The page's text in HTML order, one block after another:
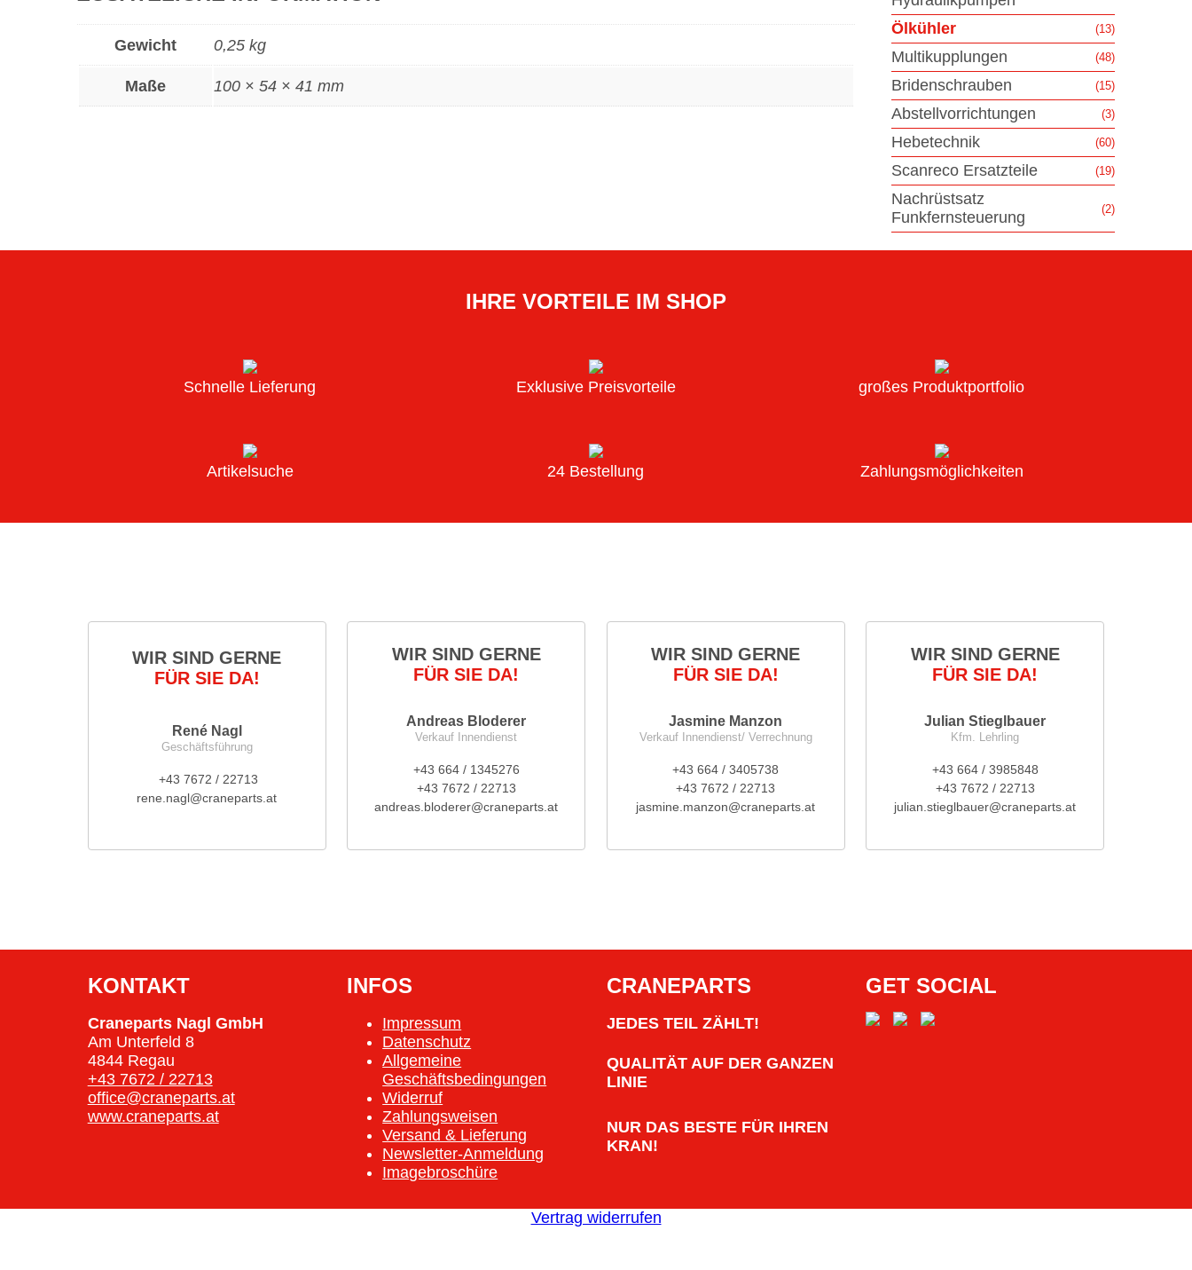
Gewicht 0,25 kg
Maße 100 × 54 × 41 mm
Ölkühler (13)
Multikupplungen (48)
Bridenschrauben (15)
Abstellvorrichtungen (3)
Hebetechnik (60)
Scanreco Ersatzteile (19)
Nachrüstsatz
Funkfernsteuerung
(2)
IHRE VORTEILE IM SHOP
Schnelle Lieferung Exklusive Preisvorteile großes Produktportfolio
Artikelsuche 24 Bestellung Zahlungsmöglichkeiten
WIR SIND GERNE
FÜR SIE DA!
René Nagl
Geschäftsführung
+43 7672 / 22713
rene.nagl@craneparts.at
WIR SIND GERNE
FÜR SIE DA!
Andreas Bloderer
Verkauf Innendienst
+43 664 / 1345276
+43 7672 / 22713
andreas.bloderer@craneparts.at
WIR SIND GERNE
FÜR SIE DA!
Jasmine Manzon
Verkauf Innendienst/ Verrechnung
+43 664 / 3405738
+43 7672 / 22713
jasmine.manzon@craneparts.at
WIR SIND GERNE
FÜR SIE DA!
Julian Stieglbauer
Kfm. Lehrling
+43 664 / 3985848
+43 7672 / 22713
julian.stieglbauer@craneparts.at
KONTAKT
Craneparts Nagl GmbH
Am Unterfeld 8
4844 Regau
+43 7672 / 22713
office@craneparts.at
www.craneparts.at
INFOS
Impressum
Datenschutz
Allgemeine
Geschäftsbedingungen
Widerruf
Zahlungsweisen
Versand & Lieferung
Newsletter-Anmeldung
Imagebroschüre
CRANEPARTS
JEDES TEIL ZÄHLT!
QUALITÄT AUF DER GANZEN
LINIE
NUR DAS BESTE FÜR IHREN
KRAN!
GET SOCIAL
Vertrag widerrufen